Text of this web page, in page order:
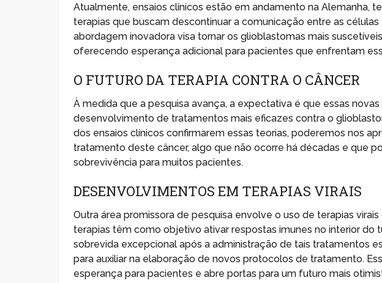
Atualmente, ensaios clínicos estão em andamento na Alemanha,
terapias que buscam descontinuar a comunicação entre as células
abordagem inovadora visa tornar os glioblastomas mais
oferecendo esperança adicional para pacientes que enfrentam
O FUTURO DA TERAPIA CONTRA O CÂNCER
À medida que a pesquisa avança, a expectativa é que essas
desenvolvimento de tratamentos mais eficazes contra o
dos ensaios clínicos confirmarem essas teorias, poderemos nos
tratamento deste câncer, algo que não ocorre há décadas e que
sobrevivência para muitos pacientes.
DESENVOLVIMENTOS EM TERAPIAS VIRAIS
Outra área promissora de pesquisa envolve o uso de terapias
terapias têm como objetivo ativar respostas imunes no interior do
sobrevida excepcional após a administração de tais tratamentos
para auxiliar na elaboração de novos protocolos de tratamento.
esperança para pacientes e abre portas para um futuro mais